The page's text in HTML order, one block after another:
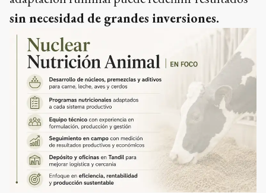
sin necesidad de grandes inversiones.